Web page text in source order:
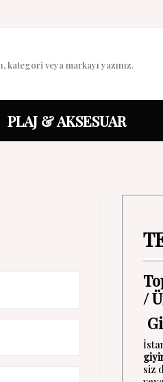
PLAJ & AKSESUAR
/
siz